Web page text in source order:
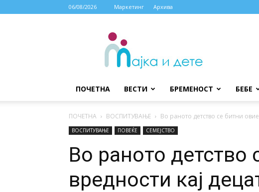
06/08/2026 Маркетинг Архива
МАЈКА
ДЕТЕ
ПОЧЕТНА ВЕСТИ БРЕМЕНОСТ БЕБЕ
ПОЧЕТНА ВОСПИТУВАЊЕ Во раното детство се битни
ВОСПИТУВАЊЕ ПОВЕЌЕ СЕМЕЈСТВО
Во раното детство
вредности кај